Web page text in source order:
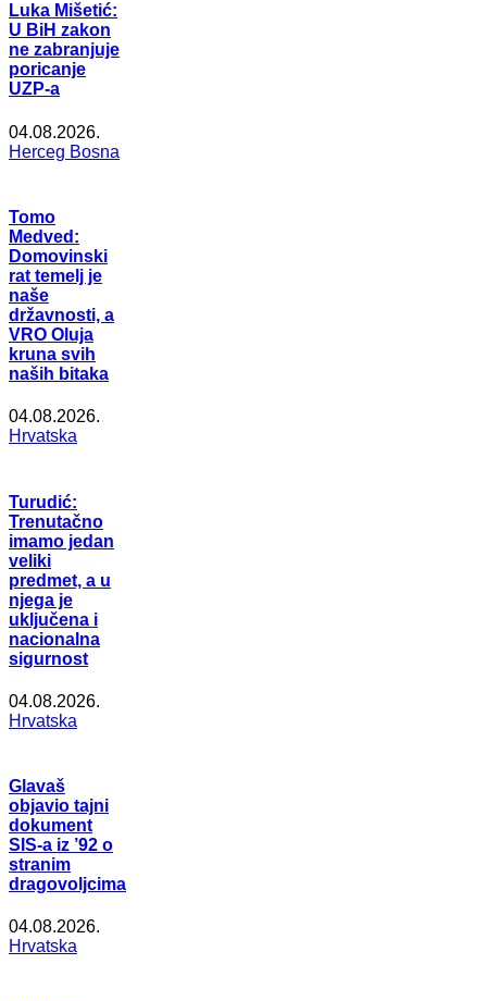
Luka Mišetić:
U BiH zakon
ne zabranjuje
poricanje
UZP-a
04.08.2026.
Herceg Bosna
Tomo
Medved:
Domovinski
rat temelj je
naše
državnosti, a
VRO Oluja
kruna svih
naših bitaka
04.08.2026.
Hrvatska
Turudić:
Trenutačno
imamo jedan
veliki
predmet, a u
njega je
uključena i
nacionalna
sigurnost
04.08.2026.
Hrvatska
Glavaš
objavio tajni
dokument
SIS-a iz ’92 o
stranim
dragovoljcima
04.08.2026.
Hrvatska